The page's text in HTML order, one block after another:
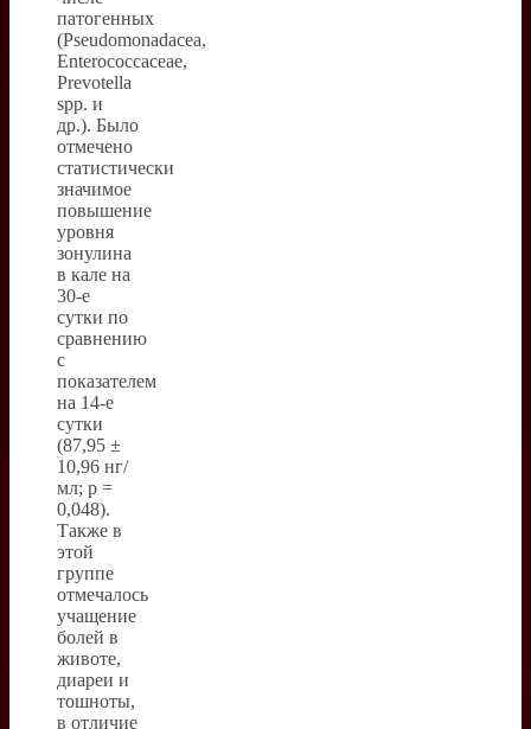
патогенных
(Pseudomonadacea,
Enterococcaceae,
Prevotella
spp. и
др.). Было
отмечено
статистически
значимое
повышение
уровня
зонулина
в кале на
30-е
сутки по
сравнению
с
показателем
на 14-е
сутки
(87,95 ±
10,96 нг/
мл; р =
0,048).
Также в
этой
группе
отмечалось
учащение
болей в
животе,
диареи и
тошноты,
в отличие